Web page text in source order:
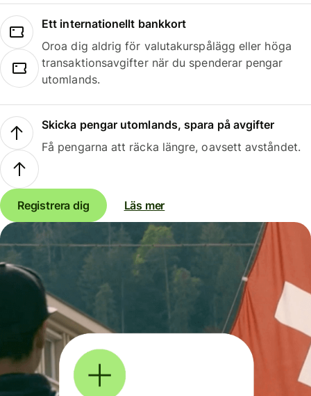
Ett internationellt bankkort
Oroa dig aldrig för valutakurspålägg eller höga
transaktionsavgifter när du spenderar pengar
utomlands.
Skicka pengar utomlands, spara på avgifter
Få pengarna att räcka längre, oavsett avståndet.
Registrera dig Läs mer